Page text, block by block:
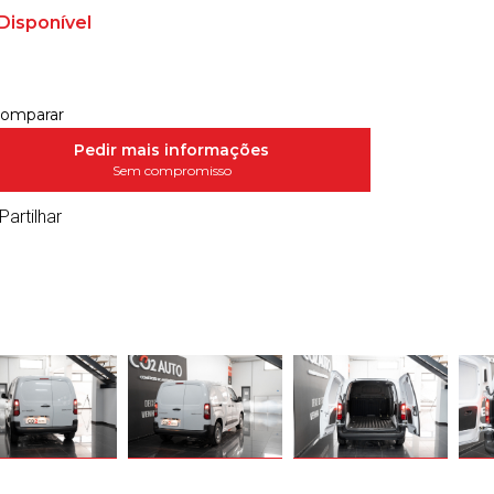
Pedir mais informações
Sem compromisso
Partilhar